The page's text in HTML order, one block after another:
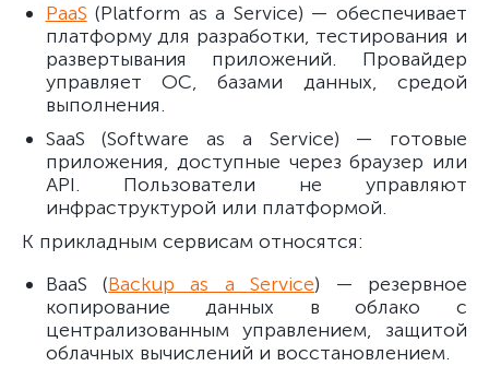
PaaS (Platform as a Service) — обеспечивает
платформу для разработки, тестирования и
развертывания приложений. Провайдер
управляет ОС, базами данных, средой
выполнения.
SaaS (Software as a Service) — готовые
приложения, доступные через браузер или
API. Пользователи не управляют
инфраструктурой или платформой.
К прикладным сервисам относятся:
BaaS (Backup as a Service) — резервное
копирование данных в облако с
централизованным управлением, защитой
облачных вычислений и восстановлением.